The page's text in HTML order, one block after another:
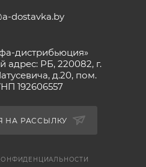
dostavka.by
дистрибьюция»
адрес: РБ, 220082, г.
д.20, пом.
192606557
НА РАССЫЛКУ